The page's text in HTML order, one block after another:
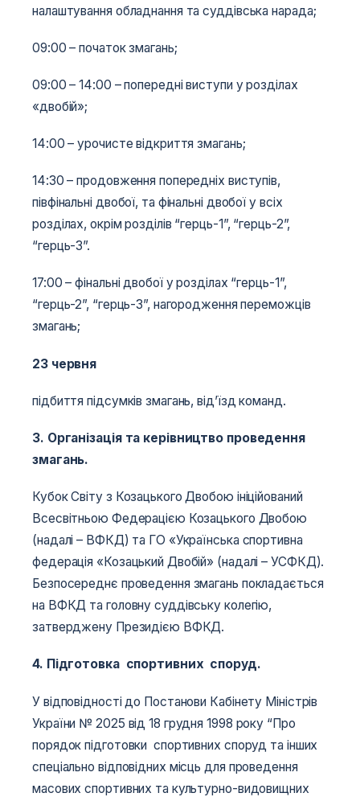
налаштування обладнання та суддівська нарада;
09:00 – початок змагань;
09:00 – 14:00 – попередні виступи у розділах
«двобій»;
14:00 – урочисте відкриття змагань;
14:30 – продовження попередніх виступів,
півфінальні двобої, та фінальні двобої у всіх
розділах, окрім розділів “герць-1”, “герць-2”,
“герць-3”.
17:00 – фінальні двобої у розділах “герць-1”,
“герць-2”, “герць-3”, нагородження переможців
змагань;
23 червня
підбиття підсумків змагань, від’їзд команд.
3. Організація та керівництво проведення
змагань.
Кубок Світу з Козацького Двобою ініційований
Всесвітньою Федерацією Козацького Двобою
(надалі – ВФКД) та ГО «Українська спортивна
федерація «Козацький Двобій» (надалі – УСФКД).
Безпосереднє проведення змагань покладається
на ВФКД та головну суддівську колегію,
затверджену Президією ВФКД.
4. Підготовка спортивних споруд.
У відповідності до Постанови Кабінету Міністрів
України № 2025 від 18 грудня 1998 року “Про
порядок підготовки спортивних споруд та інших
спеціально відповідних місць для проведення
масових спортивних та культурно-видовищних